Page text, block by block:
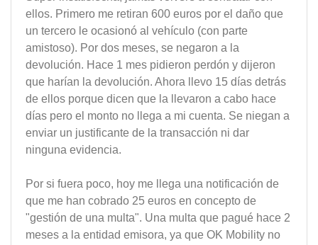
ellos. Primero me retiran 600 euros por el daño que
un tercero le ocasionó al vehículo (con parte
amistoso). Por dos meses, se negaron a la
devolución. Hace 1 mes pidieron perdón y dijeron
que harían la devolución. Ahora llevo 15 días detrás
de ellos porque dicen que la llevaron a cabo hace
días pero el monto no llega a mi cuenta. Se niegan a
enviar un justificante de la transacción ni dar
ninguna evidencia.
Por si fuera poco, hoy me llega una notificación de
que me han cobrado 25 euros en concepto de
"gestión de una multa". Una multa que pagué hace 2
meses a la entidad emisora, ya que OK Mobility no